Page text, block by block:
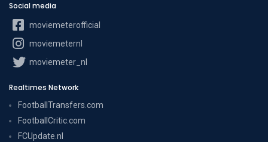
Social media
moviemeterofficial
moviemeternl
moviemeter_nl
Realtimes Network
FootballTransfers.com
FootballCritic.com
FCUpdate.nl